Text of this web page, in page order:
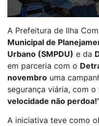
A Prefeitura de Ilha
Municipal de
Urbano (SMPDU) e da
em parceria com o
novembro uma
segurança viária, com o
velocidade não
A iniciativa teve como